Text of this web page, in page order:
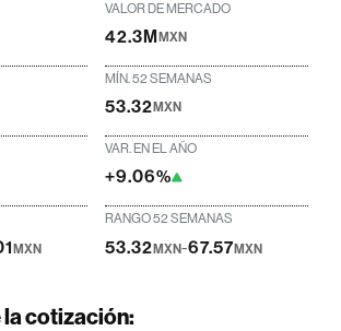
VALOR DE MERCADO
42.3MMXN
MÍN. 52 SEMANAS
53.32MXN
VAR. EN EL AÑO
+9.06%
MXN
RANGO 52 SEMANAS
53.32 MXN-67.57MXN
la cotización: